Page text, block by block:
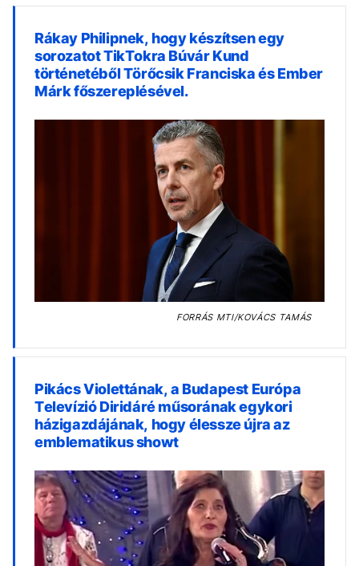
Rákay Philipnek, hogy készítsen egy
sorozatot TikTokra Búvár Kund
történetéből Törőcsik Franciska és Ember
Márk főszereplésével.
FORRÁSMTI/KOVÁCS TAMÁS
Pikács Violettának, a Budapest Európa
Televízió Diridáré műsorának egykori
házigazdájának, hogy élessze újra az
emblematikus showt